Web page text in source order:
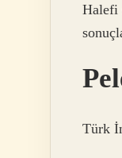
Halefi
Türk